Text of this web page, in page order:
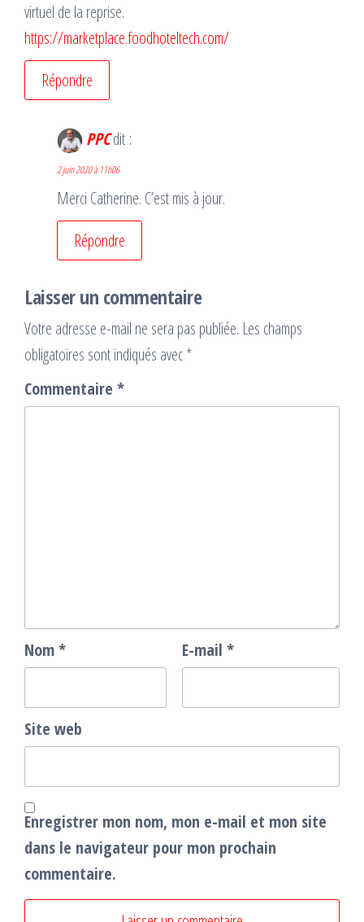
virtuel de la reprise.
https://marketplace.foodhoteltech.com/
Répondre
PPCdit :
2 juin 2020 à 11h06
Merci Catherine. C’est mis à jour.
Répondre
Laisser un commentaire
Votre adresse e-mail ne sera pas publiée. Les champs
obligatoires sont indiqués avec*
Commentaire *
Nom* E-mail *
Site web
Enregistrer mon nom, mon e-mail et mon site
dans le navigateur pour mon prochain
commentaire.